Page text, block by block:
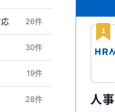
26件
30件
19件
28件
1
人